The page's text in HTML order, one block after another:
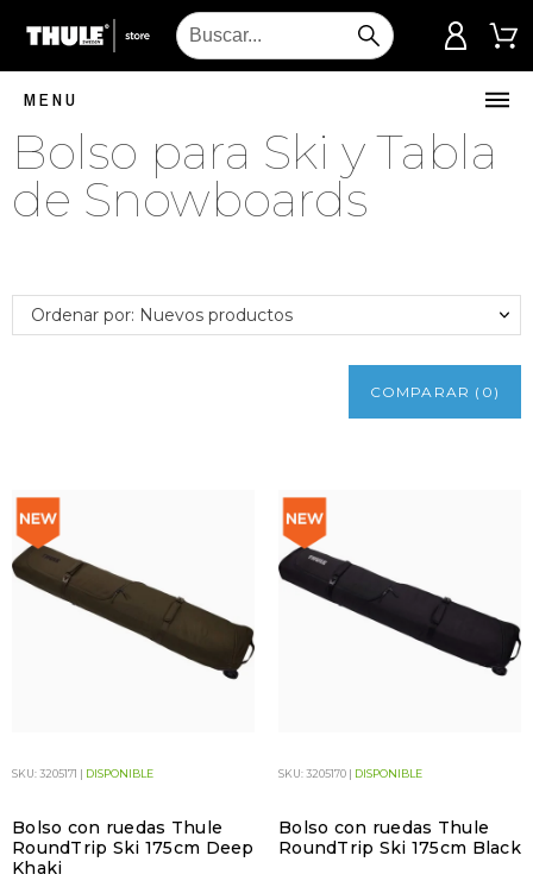
MENU
Bolso para Ski y Tabla
de Snowboards
Ordenar por: Nuevos productos
COMPARAR ( 0 )
SKU: 3205171 | DISPONIBLE
Bolso con ruedas Thule
RoundTrip Ski 175cm Deep
Khaki
SKU: 3205170 | DISPONIBLE
Bolso con ruedas Thule
RoundTrip Ski 175cm Black